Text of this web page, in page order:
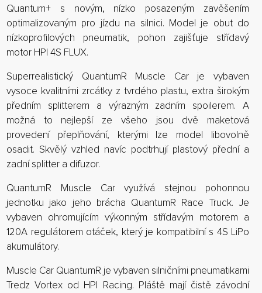
Quantum+ s novým, nízko posazeným zavěšením
optimalizovaným pro jízdu na silnici. Model je obut do
nízkoprofilových pneumatik, pohon zajišťuje střídavý
motor HPI 4S FLUX.
Superrealistický QuantumR Muscle Car je vybaven
vysoce kvalitními zrcátky z tvrdého plastu, extra širokým
předním splitterem a výrazným zadním spoilerem. A
možná to nejlepší ze všeho jsou dvě maketová
provedení přeplňování, kterými lze model libovolně
osadit. Skvělý vzhled navíc podtrhují plastový přední a
zadní splitter a difuzor.
QuantumR Muscle Car využívá stejnou pohonnou
jednotku jako jeho brácha QuantumR Race Truck. Je
vybaven ohromujícím výkonným střídavým motorem a
120A regulátorem otáček, který je kompatibilní s 4S LiPo
akumulátory.
Muscle Car QuantumR je vybaven silničními pneumatikami
Tredz Vortex od HPI Racing. Pláště mají čistě závodní